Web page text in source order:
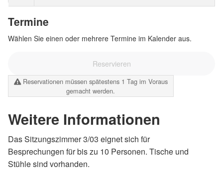
Termine
Wählen Sie einen oder mehrere Termine im Kalender aus.
Reservieren
Reservationen müssen spätestens 1 Tag im Voraus
gemacht werden.
Weitere Informationen
Das Sitzungszimmer 3/03 eignet sich für
Besprechungen für bis zu 10 Personen. Tische und
Stühle sind vorhanden.